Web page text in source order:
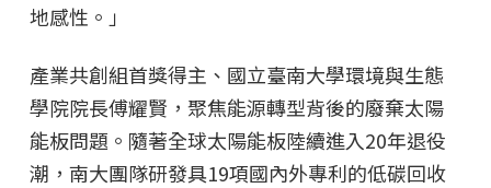
地感性。」
產業共創組首獎得主、國立臺南大學環境與生態
學院院長傅耀賢，聚焦能源轉型背後的廢棄太陽
能板問題。隨著全球太陽能板陸續進入20年退役
潮，南大團隊研發具19項國內外專利的低碳回收